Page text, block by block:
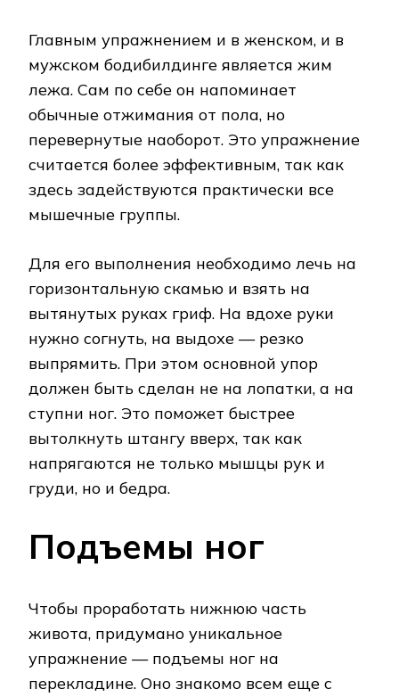
Главным упражнением и в женском, и в
мужском бодибилдинге является жим
лежа. Сам по себе он напоминает
обычные отжимания от пола, но
перевернутые наоборот. Это упражнение
считается более эффективным, так как
здесь задействуются практически все
мышечные группы.
Для его выполнения необходимо лечь на
горизонтальную скамью и взять на
вытянутых руках гриф. На вдохе руки
нужно согнуть, на выдохе — резко
выпрямить. При этом основной упор
должен быть сделан не на лопатки, а на
ступни ног. Это поможет быстрее
вытолкнуть штангу вверх, так как
напрягаются не только мышцы рук и
груди, но и бедра.
Подъемы ног
Чтобы проработать нижнюю часть
живота, придумано уникальное
упражнение — подъемы ног на
перекладине. Оно знакомо всем еще с